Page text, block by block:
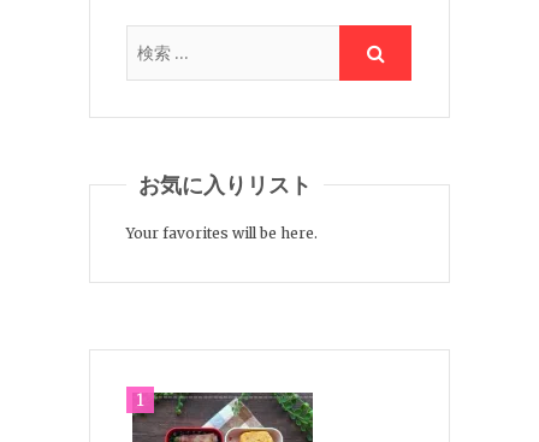
お気に入りリスト
Your favorites will be here.